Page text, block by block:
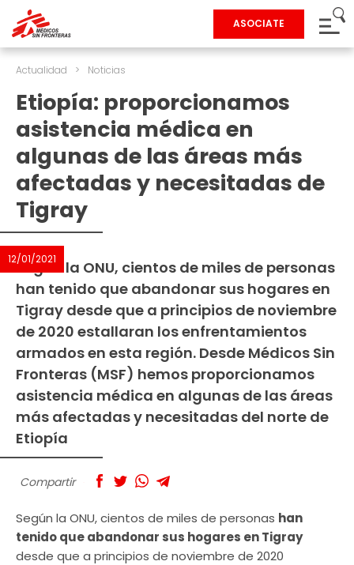
ASOCIATE
Actualidad > Noticias
Etiopía: proporcionamos
asistencia médica en
algunas de las áreas más
afectadas y necesitadas de
Tigray
12/01/2021
Según la ONU, cientos de miles de personas
han tenido que abandonar sus hogares en
Tigray desde que a principios de noviembre
de 2020 estallaran los enfrentamientos
armados en esta región. Desde Médicos Sin
Fronteras (MSF) hemos proporcionamos
asistencia médica en algunas de las áreas
más afectadas y necesitadas del norte de
Etiopía
Compartir
Según la ONU, cientos de miles de personas han
tenido que abandonar sus hogares en Tigray
desde que a principios de noviembre de 2020